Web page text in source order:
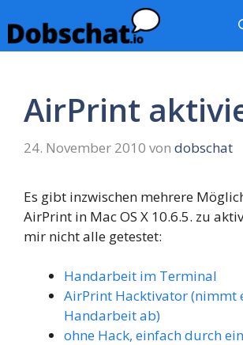
Inhalt
springen
AirPrint
24. November 2010 von dobschat
Es gibt inzwischen mehrere
AirPrint in Mac OS X 10.6.5. zu
mir nicht alle getestet:
Handarbeit im Terminal
AirPrint Hacktivator (nimmt
Handarbeit ab)
ohne Hack, einfach durch